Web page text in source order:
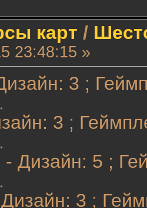
карт /
23:48:15 »
3 ;
3 ;
- Дизайн: 5 ;
3 ;